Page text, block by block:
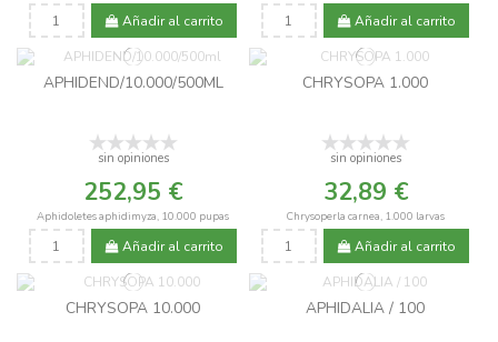
Añadir al carrito Añadir al carrito
APHIDEND/10.000/500ML
sin opiniones
252,95 €
Aphidoletes aphidimyza, 10.000 pupas
Añadir al carrito
CHRYSOPA 1.000
sin opiniones
32,89 €
Chrysoperla carnea, 1.000 larvas
Añadir al carrito
CHRYSOPA 10.000 APHIDALIA / 100